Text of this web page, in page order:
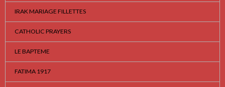
IRAK MARIAGE FILLETTES
CATHOLIC PRAYERS
LE BAPTEME
FATIMA 1917